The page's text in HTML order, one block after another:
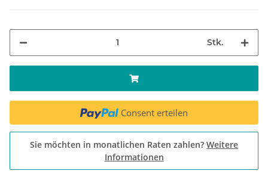
Stk.
Consent erteilen
Sie möchten in monatlichen Raten zahlen? Weitere
Informationen